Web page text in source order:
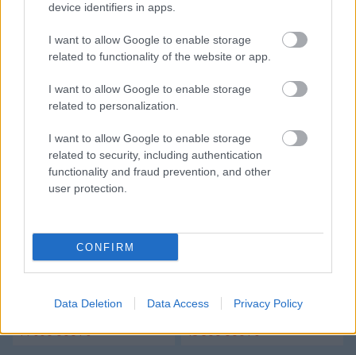
device identifiers in apps.
I want to allow Google to enable storage
related to functionality of the website or app.
I want to allow Google to enable storage
related to personalization.
I want to allow Google to enable storage
related to security, including authentication
functionality and fraud prevention, and other
user protection.
CONFIRM
Data Deletion Data Access Privacy Policy
CÍMKÉK: #NB I #FRADI
#ÁTIGAZOLÁSOK
#FERENCVÁROS
#MEZŐKÖVESD #SILYE ERIK
Autópiac
Volvo Xc40
Üzemanyag: Benzin
14 990 000 Ft
Ford Connect
Üzemanyag:
18 500 000 Ft